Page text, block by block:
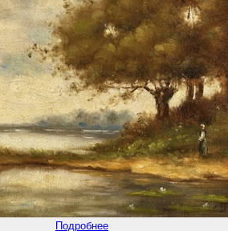
Подробнее